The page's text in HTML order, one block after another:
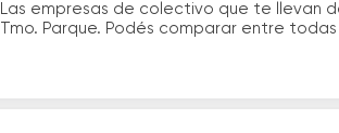
Las empresas de colectivo que te llevan
Tmo. Parque. Podés comparar entre